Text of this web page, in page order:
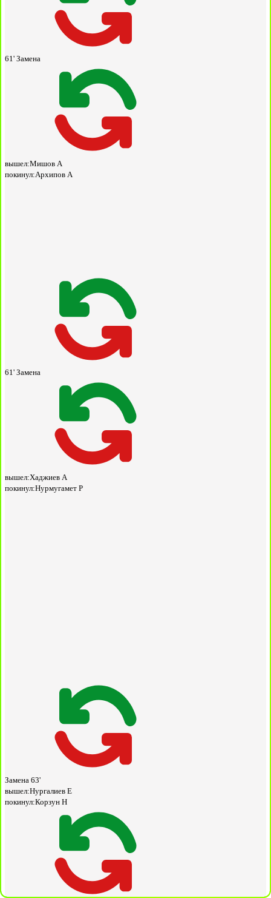
61' Замена
вышел:Мишов А
покинул:Архипов А
61' Замена
вышел:Хаджиев А
покинул:Нурмугамет Р
Замена 63'
вышел:Нургалиев Е
покинул:Корзун Н